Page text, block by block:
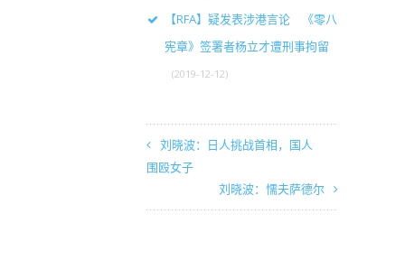
【RFA】疑发表涉港言论 《零八
宪章》签署者杨立才遭刑事拘留
(2019-12-12)
刘晓波：日人挑战首相，国人
围殴女子
刘晓波：懦夫萨德尔